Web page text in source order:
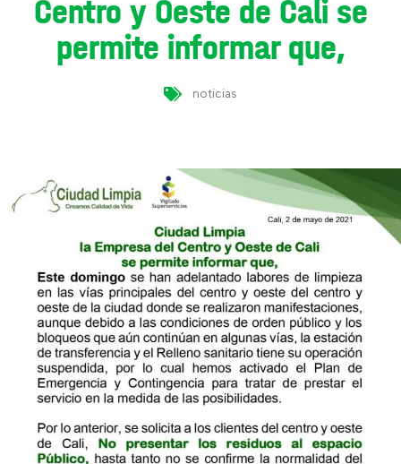
Centro y Oeste de Cali se
permite informar que,
noticias